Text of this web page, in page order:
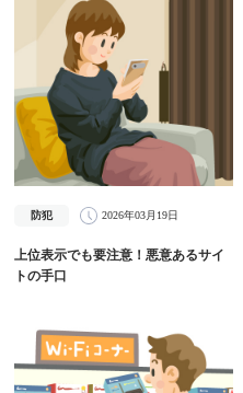
防犯 2026年03月19日
上位表示でも要注意！悪意あるサイ
トの手口